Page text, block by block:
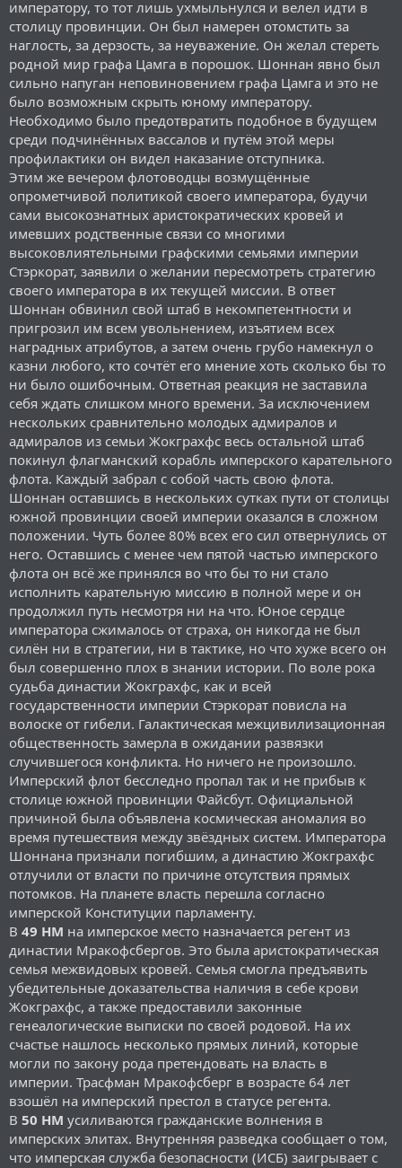
императору, то тот лишь ухмыльнулся и велел идти в
столицу провинции. Он был намерен отомстить за
наглость, за дерзость, за неуважение. Он желал стереть
родной мир графа Цамга в порошок. Шоннан явно был
сильно напуган неповиновением графа Цамга и это не
было возможным скрыть юному императору.
Необходимо было предотвратить подобное в будущем
среди подчинённых вассалов и путём этой меры
профилактики он видел наказание отступника.
Этим же вечером флотоводцы возмущённые
опрометчивой политикой своего императора, будучи
сами высокознатных аристократических кровей и
имевших родственные связи со многими
высоковлиятельными графскими семьями империи
Стэркорат, заявили о желании пересмотреть стратегию
своего императора в их текущей миссии. В ответ
Шоннан обвинил свой штаб в некомпетентности и
пригрозил им всем увольнением, изъятием всех
наградных атрибутов, а затем очень грубо намекнул о
казни любого, кто сочтёт его мнение хоть сколько бы то
ни было ошибочным. Ответная реакция не заставила
себя ждать слишком много времени. За исключением
нескольких сравнительно молодых адмиралов и
адмиралов из семьи Жокграхфс весь остальной штаб
покинул флагманский корабль имперского карательного
флота. Каждый забрал с собой часть свою флота.
Шоннан оставшись в нескольких сутках пути от столицы
южной провинции своей империи оказался в сложном
положении. Чуть более 80% всех его сил отвернулись от
него. Оставшись с менее чем пятой частью имперского
флота он всё же принялся во что бы то ни стало
исполнить карательную миссию в полной мере и он
продолжил путь несмотря ни на что. Юное сердце
императора сжималось от страха, он никогда не был
силён ни в стратегии, ни в тактике, но что хуже всего он
был совершенно плох в знании истории. По воле рока
судьба династии Жокграхфс, как и всей
государственности империи Стэркорат повисла на
волоске от гибели. Галактическая межцивилизационная
общественность замерла в ожидании развязки
случившегося конфликта. Но ничего не произошло.
Имперский флот бесследно пропал так и не прибыв к
столице южной провинции Файсбут. Официальной
причиной была объявлена космическая аномалия во
время путешествия между звёздных систем. Императора
Шоннана признали погибшим, а династию Жокграхфс
отлучили от власти по причине отсутствия прямых
потомков. На планете власть перешла согласно
имперской Конституции парламенту.
В 49 НМ на имперское место назначается регент из
династии Мракофсбергов. Это была аристократическая
семья межвидовых кровей. Семья смогла предъявить
убедительные доказательства наличия в себе крови
Жокграхфс, а также предоставили законные
генеалогические выписки по своей родовой. На их
счастье нашлось несколько прямых линий, которые
могли по закону рода претендовать на власть в
империи. Трасфман Мракофсберг в возрасте 64 лет
взошёл на имперский престол в статусе регента.
В 50 НМ усиливаются гражданские волнения в
имперских элитах. Внутренняя разведка сообщает о том,
что имперская служба безопасности (ИСБ) заигрывает с